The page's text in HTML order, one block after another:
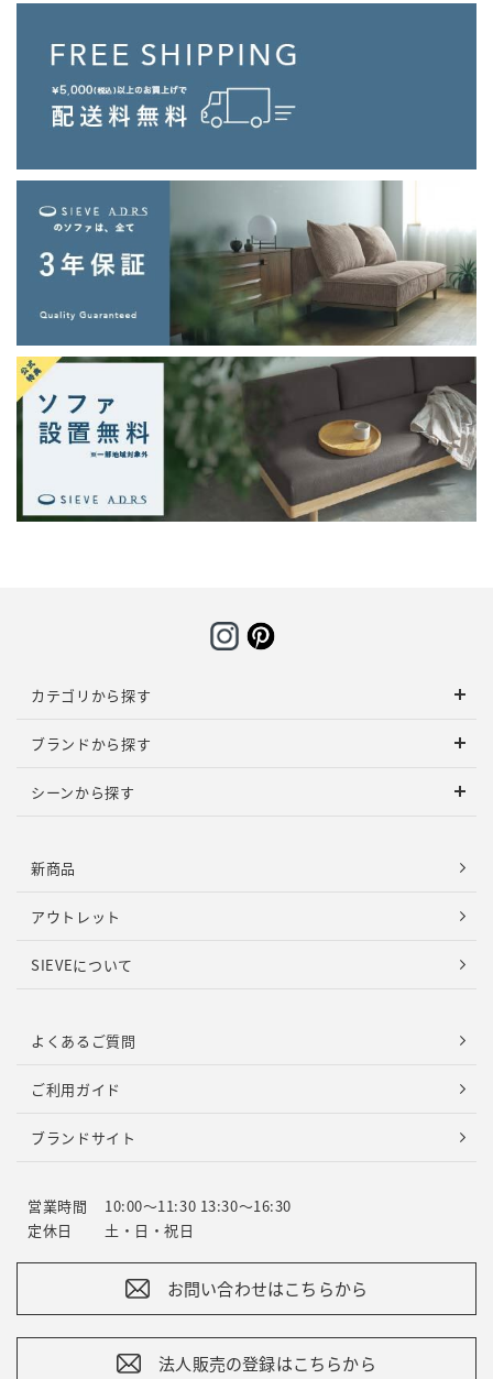
カテゴリから探す
ブランドから探す
シーンから探す
新商品
アウトレット
SIEVEについて
よくあるご質問
ご利用ガイド
ブランドサイト
営業時間
10:00～11:30 13:30～16:30
定休日
土・日・祝日
お問い合わせはこちらから
法人販売の登録はこちらから